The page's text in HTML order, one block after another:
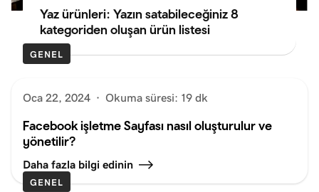
Yaz ürünleri: Yazın satabileceğiniz 8
kategoriden oluşan ürün listesi
GENEL
Oca 22, 2024 · Okuma süresi: 19 dk
Facebook işletme Sayfası nasıl oluşturulur ve
yönetilir?
Daha fazla bilgi edinin
GENEL